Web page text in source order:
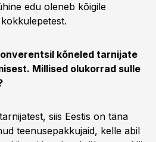
edu oleneb kõigile
kõneled tarnijate
Millised olukorrad sulle
siis Eestis on täna
teenusepakkujaid, kelle abil